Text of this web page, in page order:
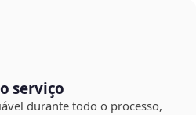
serviço
durante todo o processo,